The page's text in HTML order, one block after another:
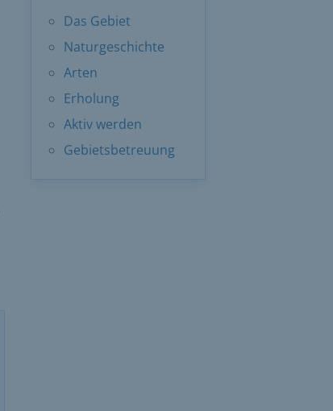
Das Gebiet
Naturgeschichte
Arten
Erholung
Aktiv werden
Gebietsbetreuung